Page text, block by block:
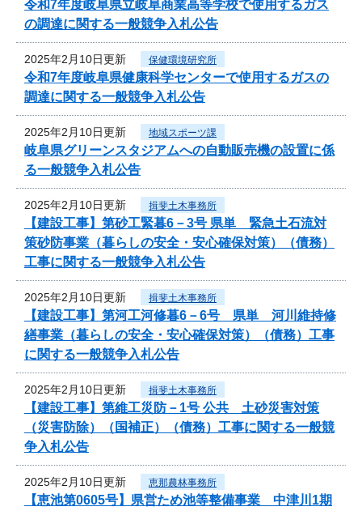
令和7年度岐阜県立岐阜商業高等学校で使用するガス
の調達に関する一般競争入札公告
2025年2月10日更新 保健環境研究所
令和7年度岐阜県健康科学センターで使用するガスの
調達に関する一般競争入札公告
2025年2月10日更新 地域スポーツ課
岐阜県グリーンスタジアムへの自動販売機の設置に係
る一般競争入札公告
2025年2月10日更新 揖斐土木事務所
【建設工事】第砂工緊暮6－3号 県単 緊急土石流対
策砂防事業（暮らしの安全・安心確保対策）（債務）
工事に関する一般競争入札公告
2025年2月10日更新 揖斐土木事務所
【建設工事】第河工河修暮6－6号 県単 河川維持修
繕事業（暮らしの安全・安心確保対策）（債務）工事
に関する一般競争入札公告
2025年2月10日更新 揖斐土木事務所
【建設工事】第維工災防－1号 公共 土砂災害対策
（災害防除）（国補正）（債務）工事に関する一般競
争入札公告
2025年2月10日更新 恵那農林事務所
【恵池第0605号】県営ため池等整備事業 中津川1期